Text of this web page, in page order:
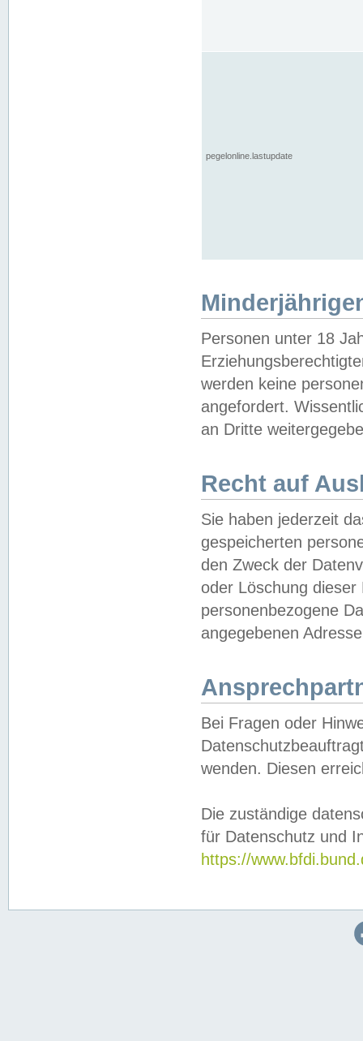
pegelonline.lastupdate
Personen unter 18
werden keine
angefordert.
an Dritte
Recht auf
Sie haben jederzeit
gespeicherten
den Zweck der
oder Löschung
personenbezogene
angegebenen
Bei Fragen oder
wenden. Diesen
Die zuständige
für Datenschutz und
https://